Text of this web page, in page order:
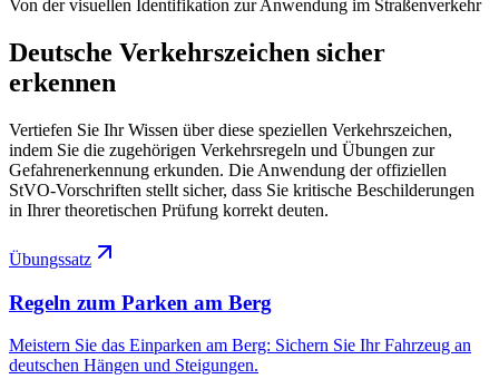
Von der visuellen Identifikation zur Anwendung im Straßenverkehr
Deutsche Verkehrszeichen sicher
erkennen
Vertiefen Sie Ihr Wissen über diese speziellen Verkehrszeichen,
indem Sie die zugehörigen Verkehrsregeln und Übungen zur
Gefahrenerkennung erkunden. Die Anwendung der offiziellen
StVO-Vorschriften stellt sicher, dass Sie kritische Beschilderungen
in Ihrer theoretischen Prüfung korrekt deuten.
Übungssatz
Regeln zum Parken am Berg
Meistern Sie das Einparken am Berg: Sichern Sie Ihr Fahrzeug an
deutschen Hängen und Steigungen.